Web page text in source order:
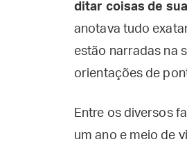
ditar coisas de
anotava tudo
estão narradas na
orientações de
Entre os diversos
um ano e meio de